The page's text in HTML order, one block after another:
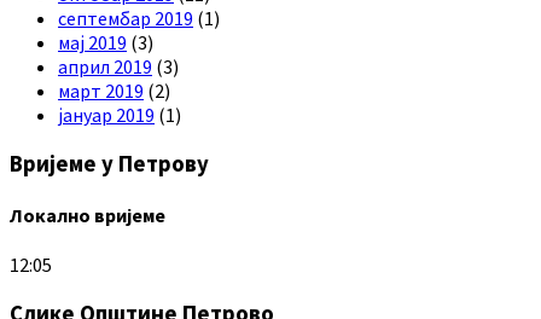
септембар 2019 (1)
мај 2019 (3)
април 2019 (3)
март 2019 (2)
јануар 2019 (1)
Вријеме у Петрову
Локално вријеме
12:05